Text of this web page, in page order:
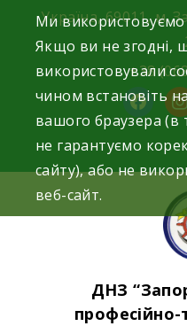
Україна, 69011, м.
+38
facebook
ДНЗ
професійно-
Ми
Якщо ви не згодні,
використовували
чином встановіть
вашого браузера (в
не гарантуємо
сайту), або не
веб-сайт.